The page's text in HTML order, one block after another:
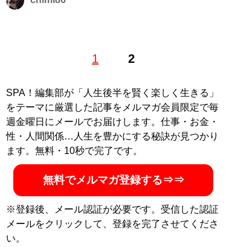
1 2
ィネーターなども経験。趣味は読書、ミュージカル、舞
記事一覧へ
SPA！編集部が「人生後半を賢く楽しく生きる」
をテーマに厳選した記事をメルマガ会員限定で毎
週金曜日にメールでお届けします。仕事・お金・
性・人間関係…人生を豊かにする秘訣が見つかり
ます。無料・10秒で完了です。
無料でメルマガ登録する⇒⇒
※登録後、メール認証が必要です。受信した認証
メールをクリックして、登録を完了させてくださ
い。